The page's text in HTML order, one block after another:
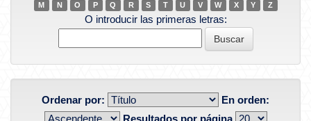
M
N O P Q R S T U V W X Y Z
O introducir las primeras letras:
Ordenar por:
En orden:
Resultados por página